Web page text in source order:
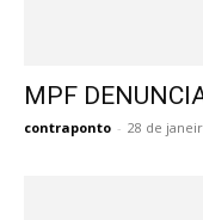
MPF
contraponto - 28 de